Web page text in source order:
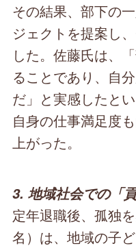
その結果、部下の
ジェクトを提案し
した。佐藤氏は、
ることであり、自
だ」と実感したと
自身の仕事満足度
上がった。
3. 地域社会での「
定年退職後、孤独
名）は、地域の子